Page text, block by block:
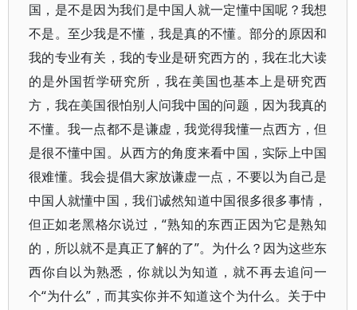
国，是不是因为我们是中国人就一定懂中国呢？我想
不是。至少我是不懂，我是真的不懂。部分的原因和
我的专业有关，我的专业是研究西方的，我在北大读
的是外国哲学研究所，我在美国也基本上是研究西
方，我在美国很怕别人问我中国的问题，因为我真的
不懂。我一点都不是谦虚，我觉得我懂一点西方，但
是很不懂中国。从西方的角度来看中国，实际上中国
很难懂。我会提倡大家放谦虚一点，不要以为自己是
中国人就懂中国，我们诚然知道中国很多很多事情，
但正如老黑格尔说过，“熟知的东西正因为它是熟知
的，所以就不是真正了解的了”。为什么？因为这些东
西你自以为熟悉，你就以为知道，就不再去追问一
个“为什么”，而其实你并不知道这个为什么。关于中